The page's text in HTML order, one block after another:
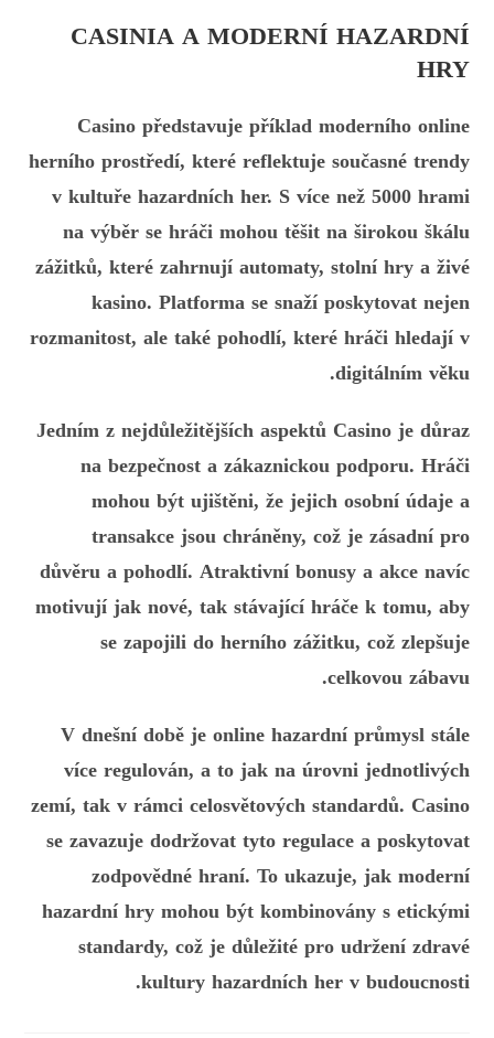
CASINIA A MODERNÍ HAZARDNÍ
HRY
Casino představuje příklad moderního online
herního prostředí, které reflektuje současné trendy
v kultuře hazardních her. S více než 5000 hrami
na výběr se hráči mohou těšit na širokou škálu
zážitků, které zahrnují automaty, stolní hry a živé
kasino. Platforma se snaží poskytovat nejen
rozmanitost, ale také pohodlí, které hráči hledají v
digitálním věku.
Jedním z nejdůležitějších aspektů Casino je důraz
na bezpečnost a zákaznickou podporu. Hráči
mohou být ujištěni, že jejich osobní údaje a
transakce jsou chráněny, což je zásadní pro
důvěru a pohodlí. Atraktivní bonusy a akce navíc
motivují jak nové, tak stávající hráče k tomu, aby
se zapojili do herního zážitku, což zlepšuje
celkovou zábavu.
V dnešní době je online hazardní průmysl stále
více regulován, a to jak na úrovni jednotlivých
zemí, tak v rámci celosvětových standardů. Casino
se zavazuje dodržovat tyto regulace a poskytovat
zodpovědné hraní. To ukazuje, jak moderní
hazardní hry mohou být kombinovány s etickými
standardy, což je důležité pro udržení zdravé
kultury hazardních her v budoucnosti.